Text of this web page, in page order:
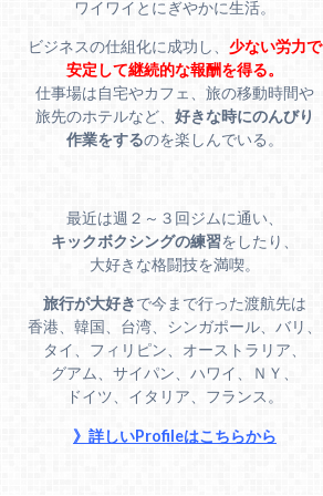
ワイワイとにぎやかに生活。
ビジネスの仕組化に成功し、 少ない労力で
安定して継続的な報酬を得る。
仕事場は自宅やカフェ、旅の移動時間や
旅先のホテルなど、 好きな時にのんびり
作業をするのを楽しんでいる。
最近は週２～３回ジムに通い、
キックボクシングの練習をしたり、
大好きな格闘技を満喫。
旅行が大好きで今まで行った渡航先は
香港、韓国、台湾、シンガポール、バリ、
タイ、フィリピン、オーストラリア、
グアム、サイパン、ハワイ、ＮＹ、
ドイツ、イタリア、フランス。
》詳しいProfileはこちらから